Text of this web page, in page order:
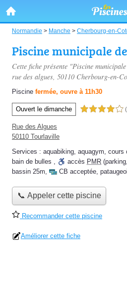
Normandie > Manche > Cherbourg-en-
Piscine municipale
Cette fiche présente "Piscine
rue des algues, 50110 Cherbourg-en-
Piscine fermée, ouvre à 11h30
Ouvert le dimanche 4,0 étoiles sur 5
Rue des Algues
50110 Tourlaville
Services : aquabiking, aquagym, cours
bain de bulles , accès PMR
bassin 25m, CB acceptée,
📞 Appeler cette piscine
Recommander cette piscine
Améliorer cette fiche